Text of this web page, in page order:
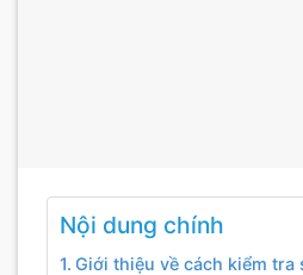
Nội dung chính
Giới thiệu về cách kiểm tra